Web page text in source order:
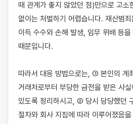
때 관계가 좋지 않았던 점)만으로 고소
없이는 처벌하기 어렵습니다. 재산범
이득 수수와 손해 발생, 임무 위배 등을
때문입니다.
따라서 대응 방법으로는, ① 본인의 계
거래처로부터 부당한 금전을 받은 사
있도록 정리하시고, ② 당시 담당했던
절차와 회사 지침에 따라 이루어졌음